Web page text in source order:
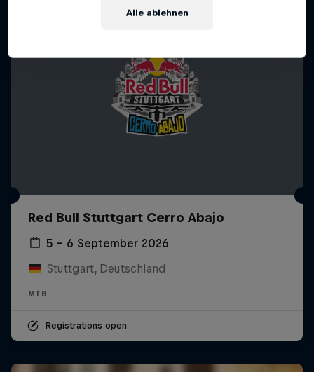
Red Bull Stuttgart Cerro Abajo
5 – 6 September 2026
Stuttgart, Deutschland
MTB
Registrations open
Alle ablehnen